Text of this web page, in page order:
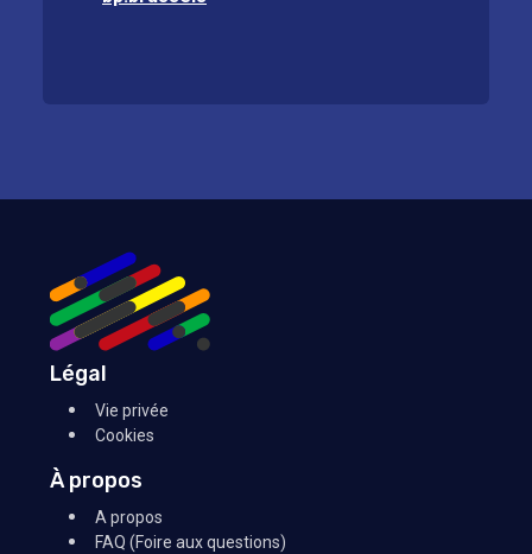
Légal
Vie privée
Cookies
À propos
A propos
FAQ (Foire aux questions)